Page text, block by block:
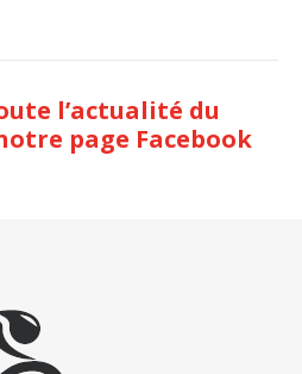
l’actualité du
page Facebook